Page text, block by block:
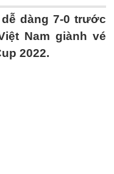
dàng 7-0 trước
Nam giành vé
2022.